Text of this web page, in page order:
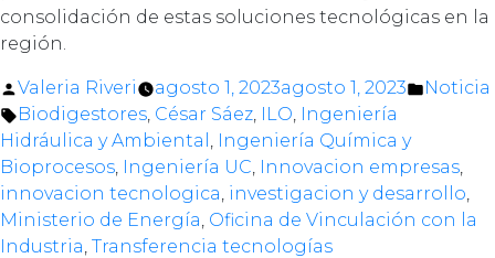
consolidación de estas soluciones tecnológicas en la
región.
Posted
by
Valeria Riveri agosto 1, 2023agosto 1, 2023
Posted
Noticia
Tags:
Biodigestores, César Sáez, ILO, Ingeniería
Hidráulica y Ambiental , Ingeniería Química y
Bioprocesos, Ingeniería UC, Innovacion empresas,
innovacion tecnologica, investigacion y desarrollo,
Ministerio de Energía, Oficina de Vinculación con la
Industria, Transferencia tecnologías